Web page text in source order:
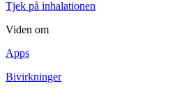
Tjek på inhalationen
Viden om
Apps
Bivirkninger